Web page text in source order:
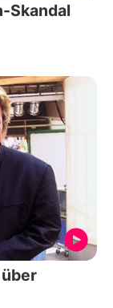
Skandal